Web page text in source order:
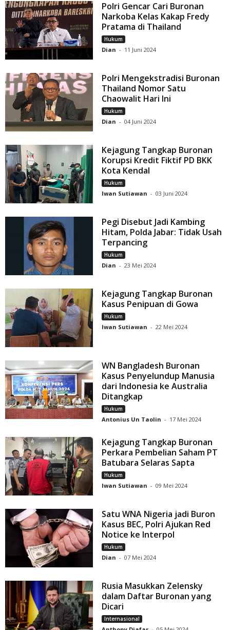
Polri Gencar Cari Buronan
Narkoba Kelas Kakap Fredy
Pratama di Thailand
Hukum
Dian - 11 Juni 2024
Polri Mengekstradisi Buronan
Thailand Nomor Satu
Chaowalit Hari Ini
Hukum
Dian - 04 Juni 2024
Kejagung Tangkap Buronan
Korupsi Kredit Fiktif PD BKK
Kota Kendal
Hukum
Iwan Sutiawan - 03 Juni 2024
Pegi Disebut Jadi Kambing
Hitam, Polda Jabar: Tidak Usah
Terpancing
Hukum
Dian - 23 Mei 2024
Kejagung Tangkap Buronan
Kasus Penipuan di Gowa
Hukum
Iwan Sutiawan - 22 Mei 2024
WN Bangladesh Buronan
Kasus Penyelundup Manusia
dari Indonesia ke Australia
Ditangkap
Hukum
Antonius Un Taolin - 17 Mei 2024
Kejagung Tangkap Buronan
Perkara Pembelian Saham PT
Batubara Selaras Sapta
Hukum
Iwan Sutiawan - 09 Mei 2024
Satu WNA Nigeria jadi Buron
Kasus BEC, Polri Ajukan Red
Notice ke Interpol
Hukum
Dian - 07 Mei 2024
Rusia Masukkan Zelensky
dalam Daftar Buronan yang
Dicari
Internasional